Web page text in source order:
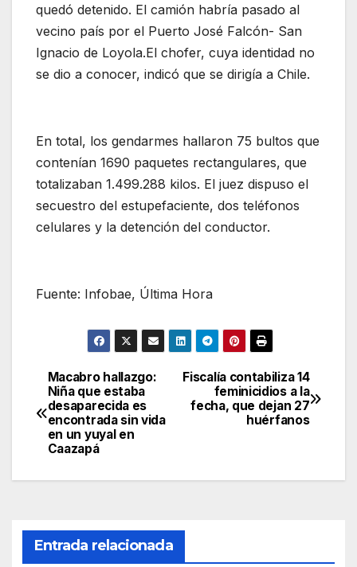
quedó detenido. El camión habría pasado al
vecino país por el Puerto José Falcón- San
Ignacio de Loyola.El chofer, cuya identidad no
se dio a conocer, indicó que se dirigía a Chile.
En total, los gendarmes hallaron 75 bultos que
contenían 1690 paquetes rectangulares, que
totalizaban 1.499.288 kilos. El juez dispuso el
secuestro del estupefaciente, dos teléfonos
celulares y la detención del conductor.
Fuente: Infobae, Última Hora
Navegación
de
entradas
Fiscalía contabiliza 14
feminicidios a la
fecha, que dejan 27
huérfanos
Macabro hallazgo:
Niña que estaba
desaparecida es
encontrada sin vida
en un yuyal en
Caazapá
Entrada relacionada